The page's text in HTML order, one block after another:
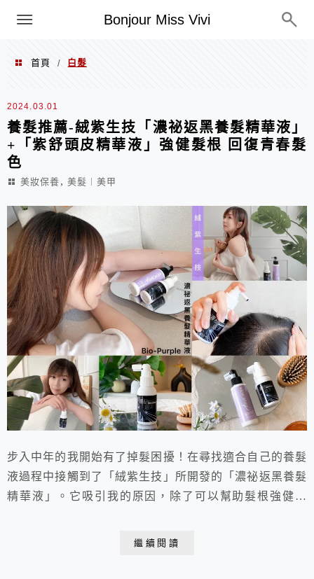
Bonjour Miss Vivi
選單
首頁 / 白髮
白髮
2024.03.01
養髮推薦-絨紫生技「濃祕返黑養髮精華液」
+「紫舒頭皮精華液」強健髮根 回復青春髮
色
美妝保養 , 美髮︱美甲
步入中年的我開始有了掉髮困擾！在尋找適合自己的養髮
液過程中接觸到了「絨紫生技」所開發的「濃祕返黑養髮
精華液」。它吸引我的原因，除了可以幫助髮根強健之
繼續閱讀